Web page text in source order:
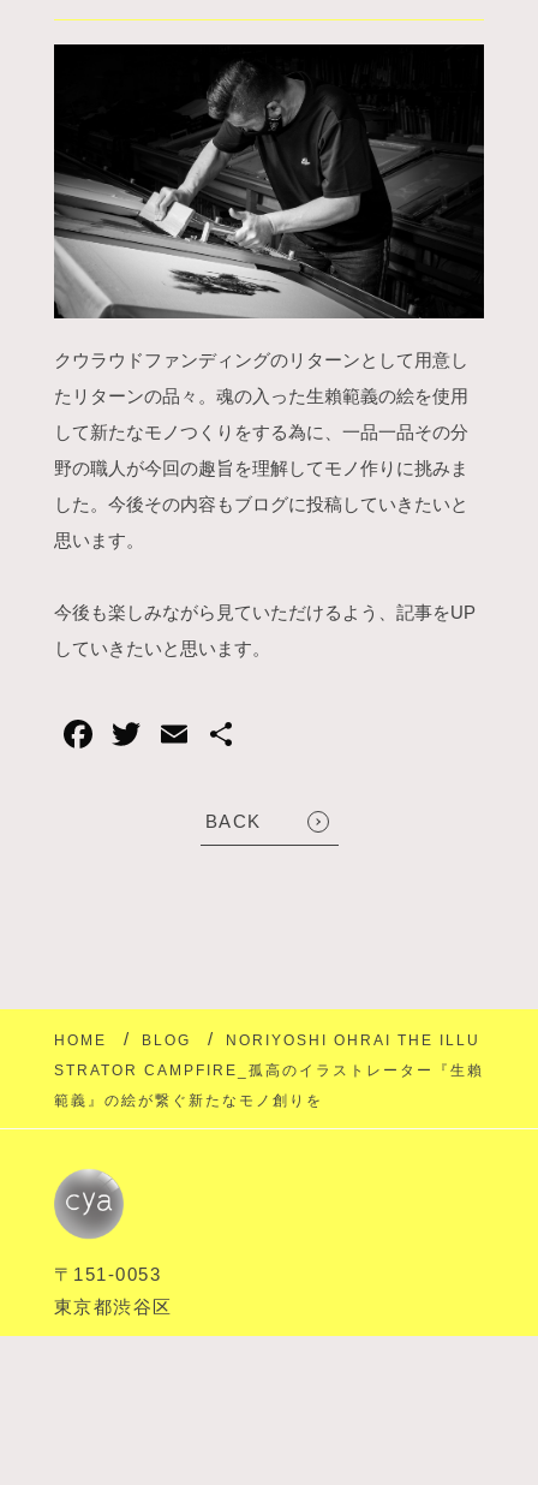
クウラウドファンディングのリターンとして用意し
たリターンの品々。魂の入った生賴範義の絵を使用
して新たなモノつくりをする為に、一品一品その分
野の職人が今回の趣旨を理解してモノ作りに挑みま
した。今後その内容もブログに投稿していきたいと
思います。
今後も楽しみながら見ていただけるよう、記事をUP
していきたいと思います。
BACK
HOME BLOG
NORIYOSHI OHRAI THE ILLU
STRATOR CAMPFIRE_孤高のイラストレーター『生賴
範義』の絵が繋ぐ新たなモノ創りを
〒151-0053
東京都渋谷区